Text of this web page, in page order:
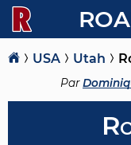
USA Utah
Par